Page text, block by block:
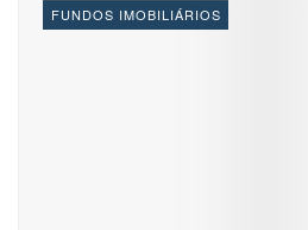
FUNDOS IMOBILIÁRIOS